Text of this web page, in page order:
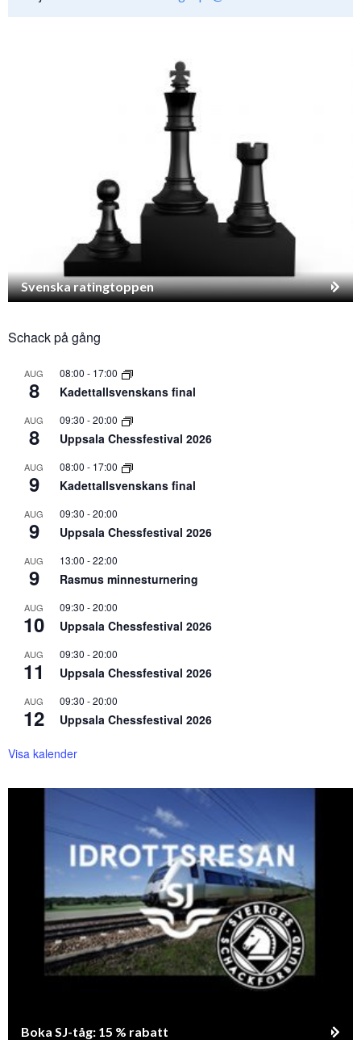
Svenska ratingtoppen
Schack på gång
AUG
8
08:00 - 17:00
Kadettallsvenskans final
AUG
8
09:30 -20:00
Uppsala Chessfestival 2026
AUG
9
08:00 - 17:00
Kadettallsvenskans final
AUG
9
09:30 -20:00
Uppsala Chessfestival 2026
AUG
9
13:00 -22:00
Rasmus minnesturnering
AUG
10
09:30 -20:00
Uppsala Chessfestival 2026
AUG
11
09:30 -20:00
Uppsala Chessfestival 2026
AUG
12
09:30 -20:00
Uppsala Chessfestival 2026
Visa kalender
Boka SJ-tåg: 15 % rabatt